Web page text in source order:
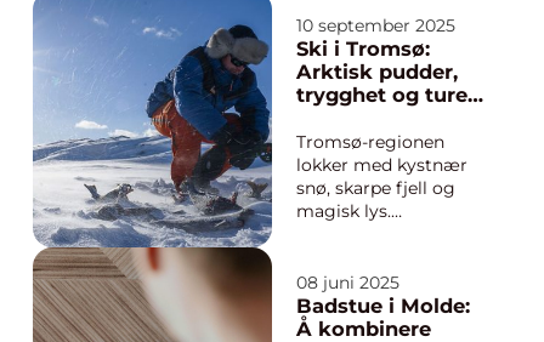
som sine
favorittfigurer, teste
tryllestaver og smake
på godteri hentet rett
Voksne koser seg
minst like mye, fordi
un...
10 september 2025
Ski i Tromsø:
Arktisk pudder,
trygghet og turer
Tromsø-regionen
lokker med kystnær
snø, skarpe fjell og
magisk lys.
topper, stabile
vinterforhold og lav
vårsol gjør området til
08 juni 2025
Badstue i Molde:
Å kombinere